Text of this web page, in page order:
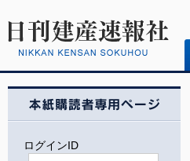
ログインID